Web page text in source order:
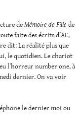
deMémoire de Fille de
faite des écrits d’AE,
dit: La réalité plus que
le quotidien. Le chariot
l’horreur number one, à
dernier. On va voir
le dernier moi ou